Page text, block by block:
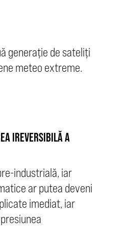
generație de sateliți
meteo extreme.
IREVERSIBILĂ A
industrială, iar
ar putea deveni
imediat, iar